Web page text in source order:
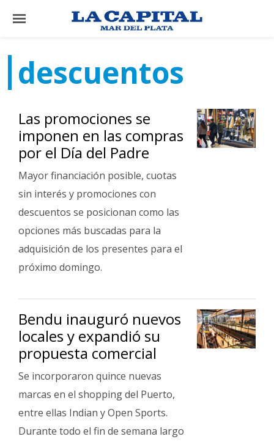
×
El
Mundo
La
Zona
Cultura
Gastronomía
Salud
La
Ciudad
Deportes
y
Espectáculos
Policiales
descuentos
Las promociones se
imponen en las compras
por el Día del Padre
Mayor financiación posible, cuotas
sin interés y promociones con
descuentos se posicionan como las
opciones más buscadas para la
adquisición de los presentes para el
próximo domingo.
Bendu inauguró nuevos
locales y expandió su
propuesta comercial
Se incorporaron quince nuevas
marcas en el shopping del Puerto,
entre ellas Indian y Open Sports.
Durante todo el fin de semana largo